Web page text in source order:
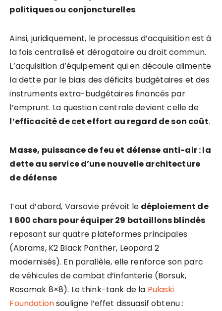
politiques ou conjoncturelles.
Ainsi, juridiquement, le processus d’acquisition est à
la fois centralisé et dérogatoire au droit commun.
L’acquisition d’équipement qui en découle alimente
la dette par le biais des déficits budgétaires et des
instruments extra-budgétaires financés par
l’emprunt. La question centrale devient celle de
l’efficacité de cet effort au regard de son coût.
Masse, puissance de feu et défense anti-air : la
dette au service d’une nouvelle architecture
de défense
Tout d’abord, Varsovie prévoit le déploiement de
1 600 chars pour équiper 29 bataillons blindés
reposant sur quatre plateformes principales
(Abrams, K2 Black Panther, Leopard 2
modernisés). En parallèle, elle renforce son parc
de véhicules de combat d’infanterie (Borsuk,
Rosomak 8×8). Le think-tank de la Pulaski
Foundationsouligne l’effet dissuasif obtenu :